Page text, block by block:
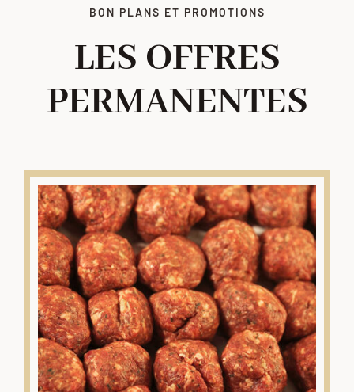
BON PLANS ET PROMOTIONS
LES OFFRES
PERMANENTES